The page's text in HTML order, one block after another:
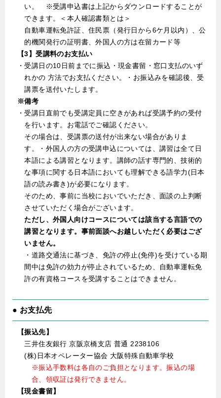
い。 ※受講申込書は上記からダウンロードすることが
できます。＜本人確認書類とは＞
自動車運転免許証、住民票（発行日から6ケ月以内）、公
的機関発行の証明書、外国人の方は在留カード等
【3】受講料のお支払い
・受講日の10日前までに振込・現金書留・窓口支払のいず
れかの 方法でお支払ください。・お振込みを確認後、受
講票を送付いたします。
※備考
・受講日直前でも受講定員に空きがあれば受講予約の受付
を行います。お電話でご確認ください。
その場合は、受講票の送付が出来ない場合がありま
す。・外国人の方の受講申込については、講習は全て日
本語による講習となります。講師の話す専門的、技術的
な事項に関する日本語においても理解できる語学力(日本
語の読み書き)が必要になります。
そのため、事前に当校においでいただき、面談の上判断
させていただく場合がございます。
ただし、外国人向けコースについては該当する言語での
講習となります。事前面談へお越しいただく必要はござ
いません。
・道路交通法に基づき、免許の停止(免停)を受けている期
間中は免許の効力が停止されているため、自動車運転免
許の有資格コースを受講することはできません。
● お支払先
【振込先】
三井住友銀行 京阪京橋支店 普通 2238106
(株)日本オペレーター協会 大阪特殊自動車学校
※振込手数料は各自のご負担となります。振込の場
合、領収証は発行できません。
【現金書留】